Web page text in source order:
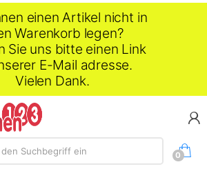
einen Artikel nicht in
Warenkorb legen?
Sie uns bitte einen Link
E-Mail adresse.
Vielen Dank.
den Suchbegriff ein
0